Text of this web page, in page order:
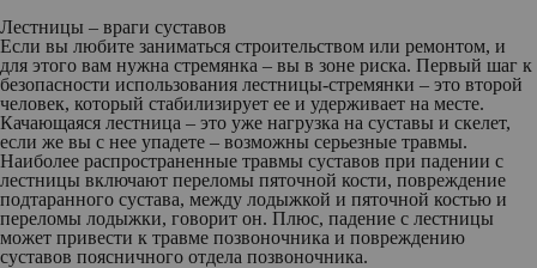
Лестницы – враги суставов
Если вы любите заниматься строительством или ремонтом, и
для этого вам нужна стремянка – вы в зоне риска. Первый шаг к
безопасности использования лестницы-стремянки – это второй
человек, который стабилизирует ее и удерживает на месте.
Качающаяся лестница – это уже нагрузка на суставы и скелет,
если же вы с нее упадете – возможны серьезные травмы.
Наиболее распространенные травмы суставов при падении с
лестницы включают переломы пяточной кости, повреждение
подтаранного сустава, между лодыжкой и пяточной костью и
переломы лодыжки, говорит он. Плюс, падение с лестницы
может привести к травме позвоночника и повреждению
суставов поясничного отдела позвоночника.